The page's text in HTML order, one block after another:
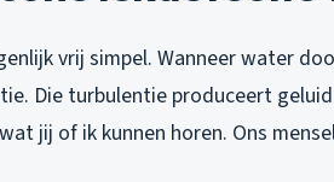
vrij simpel. Wanneer water
Die turbulentie produceert
jij of ik kunnen horen. Ons